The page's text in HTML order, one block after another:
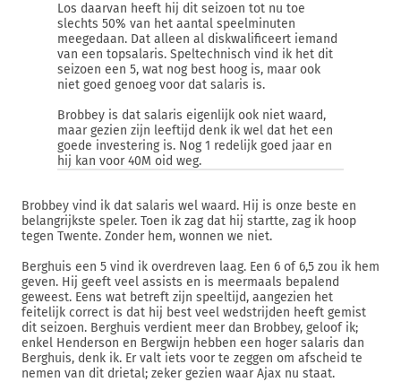
Los daarvan heeft hij dit seizoen tot nu toe
slechts 50% van het aantal speelminuten
meegedaan. Dat alleen al diskwalificeert iemand
van een topsalaris. Speltechnisch vind ik het dit
seizoen een 5, wat nog best hoog is, maar ook
niet goed genoeg voor dat salaris is.
Brobbey is dat salaris eigenlijk ook niet waard,
maar gezien zijn leeftijd denk ik wel dat het een
goede investering is. Nog 1 redelijk goed jaar en
hij kan voor 40M oid weg.
Brobbey vind ik dat salaris wel waard. Hij is onze beste en
belangrijkste speler. Toen ik zag dat hij startte, zag ik hoop
tegen Twente. Zonder hem, wonnen we niet.
Berghuis een 5 vind ik overdreven laag. Een 6 of 6,5 zou ik hem
geven. Hij geeft veel assists en is meermaals bepalend
geweest. Eens wat betreft zijn speeltijd, aangezien het
feitelijk correct is dat hij best veel wedstrijden heeft gemist
dit seizoen. Berghuis verdient meer dan Brobbey, geloof ik;
enkel Henderson en Bergwijn hebben een hoger salaris dan
Berghuis, denk ik. Er valt iets voor te zeggen om afscheid te
nemen van dit drietal; zeker gezien waar Ajax nu staat.